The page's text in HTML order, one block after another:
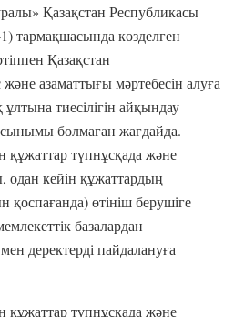
Қазақстан Республикасы
тармақшасында көзделген
Қазақстан
азаматтығы мәртебесін алуға
тиесілігін айқындау
болмаған жағдайда.
түпнұсқада және
кейін құжаттардың
қоспағанда) өтініш берушіге
базалардан
деректерді пайдалануға
түпнұсқада және